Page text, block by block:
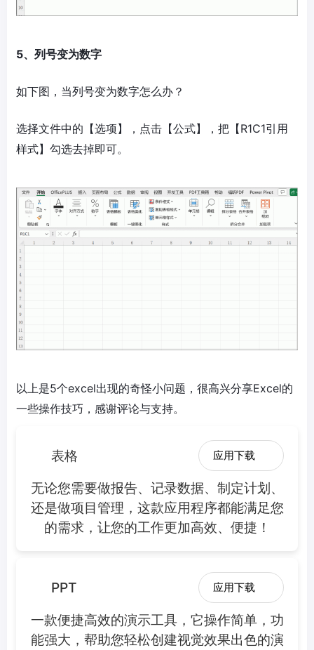
5、列号变为数字
如下图，当列号变为数字怎么办？
选择文件中的【选项】，点击【公式】，把【R1C1引用
样式】勾选去掉即可。
以上是5个excel出现的奇怪小问题，很高兴分享Excel的
一些操作技巧，感谢评论与支持。
表格 应用下载
无论您需要做报告、记录数据、制定计划、
还是做项目管理，这款应用程序都能满足您
的需求，让您的工作更加高效、便捷！
PPT 应用下载
一款便捷高效的演示工具，它操作简单，功
能强大，帮助您轻松创建视觉效果出色的演